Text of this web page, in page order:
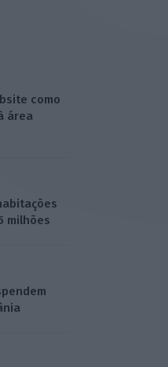
como
área
milhões